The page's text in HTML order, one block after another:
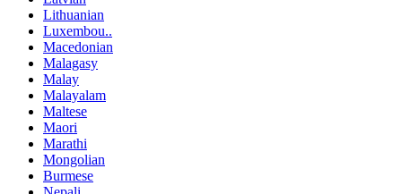
Lithuanian
Luxembou..
Macedonian
Malagasy
Malay
Malayalam
Maltese
Maori
Marathi
Mongolian
Burmese